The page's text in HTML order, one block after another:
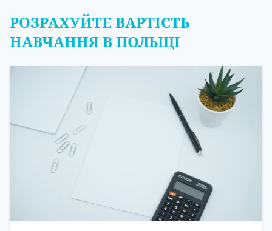
РОЗРАХУЙТЕ ВАРТІСТЬ
НАВЧАННЯ В ПОЛЬЩІ